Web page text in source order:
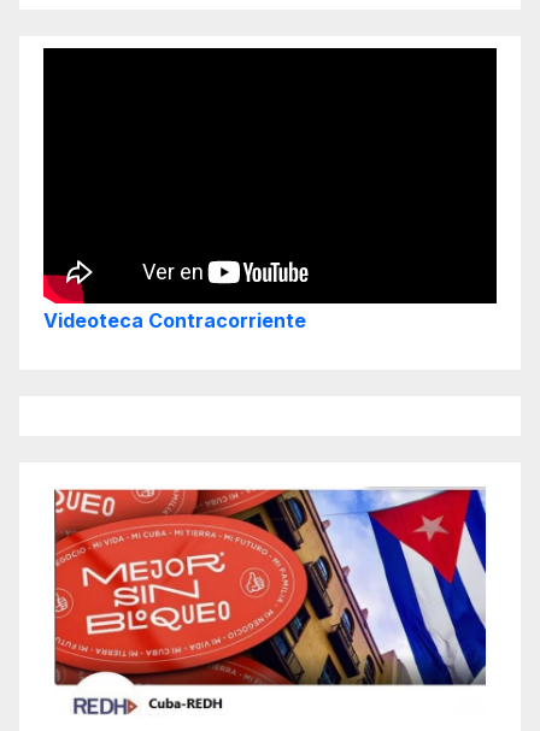
Videoteca Contracorriente